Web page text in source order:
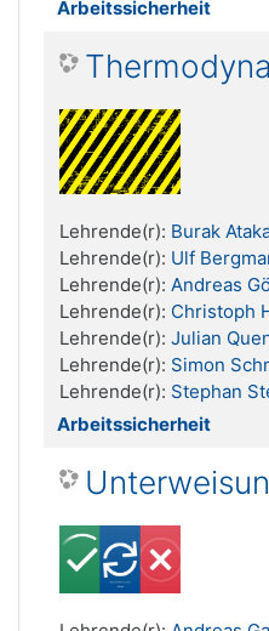
Arbeitssicherheit
Lehrende(r): Burak
Lehrende(r): Ulf
Lehrende(r): Andreas
Lehrende(r): Christoph
Lehrende(r): Julian
Lehrende(r): Simon
Lehrende(r): Stephan
Arbeitssicherheit